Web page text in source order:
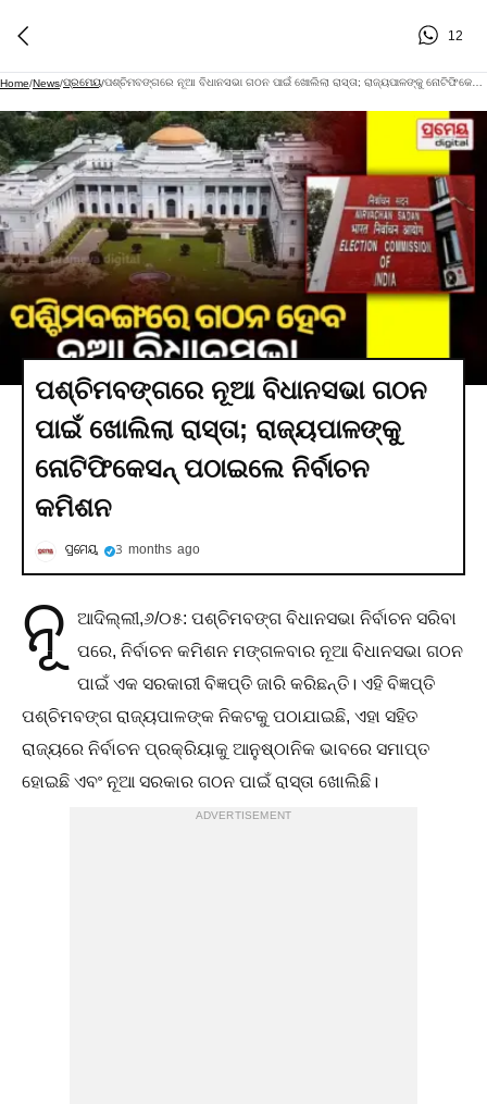
12
Home/News/ପ୍ରମେୟ/
ପଶ୍ଚିମବଙ୍ଗରେ ନୂଆ ବିଧାନସଭା ଗଠନ
ପାଇଁ ଖୋଲିଲା ରାସ୍ତା; ରାଜ୍ୟପାଳଙ୍କୁ
ନୋଟିଫିକେସନ୍ ପଠାଇଲେ ନିର୍ବାଚନ
କମିଶନ
ପ୍ରମେୟ 3 months ago
ନୂ
ଆଦିଲ୍ଲୀ,୬/୦୫: ପଶ୍ଚିମବଙ୍ଗ ବିଧାନସଭା ନିର୍ବାଚନ ସରିବା
ପରେ, ନିର୍ବାଚନ କମିଶନ ମଙ୍ଗଳବାର ନୂଆ ବିଧାନସଭା ଗଠନ
ପାଇଁ ଏକ ସରକାରୀ ବିଜ୍ଞପ୍ତି ଜାରି କରିଛନ୍ତି। ଏହି ବିଜ୍ଞପ୍ତି
ପଶ୍ଚିମବଙ୍ଗ ରାଜ୍ୟପାଳଙ୍କ ନିକଟକୁ ପଠାଯାଇଛି, ଏହା ସହିତ
ରାଜ୍ୟରେ ନିର୍ବାଚନ ପ୍ରକ୍ରିୟାକୁ ଆନୁଷ୍ଠାନିକ ଭାବରେ ସମାପ୍ତ
ହୋଇଛି ଏବଂ ନୂଆ ସରକାର ଗଠନ ପାଇଁ ରାସ୍ତା ଖୋଲିଛି।
ADVERTISEMENT